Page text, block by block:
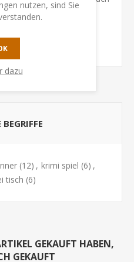
Mord an Luchs auf.
4/5
(12) , krimi spiel (6) ,
tisch (6)
GEKAUFT HABEN,
GEKAUFT
nutzen, sind Sie
dazu